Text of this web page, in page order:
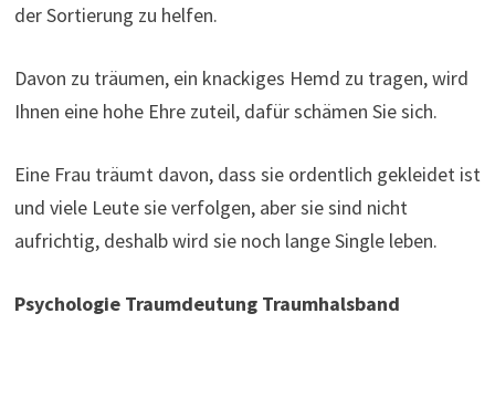
der Sortierung zu helfen.
Davon zu träumen, ein knackiges Hemd zu tragen, wird
Ihnen eine hohe Ehre zuteil, dafür schämen Sie sich.
Eine Frau träumt davon, dass sie ordentlich gekleidet ist
und viele Leute sie verfolgen, aber sie sind nicht
aufrichtig, deshalb wird sie noch lange Single leben.
Psychologie Traumdeutung Traumhalsband